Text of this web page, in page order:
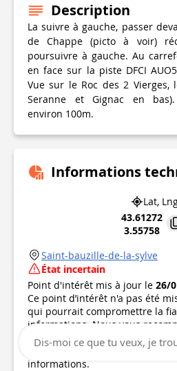
Description
La suivre à gauche, passer
de Chappe (picto à voir)
poursuivre à gauche. Au
en face sur la piste DFCI
Vue sur le Roc des 2
Seranne et Gignac en
environ 100m.
Informations
Lat,
43.61272
3.55758
Saint-bauzille-de-la-sylve
État incertain
Point d'intérêt mis à jour le 26/
Ce point d’intérêt n'a pas été
qui pourrait compromettre la
informations. Nous vous
renseigner et de prendre
nécessaires. Si vous en êtes
informations.
Dis-moi ce que tu veux, je